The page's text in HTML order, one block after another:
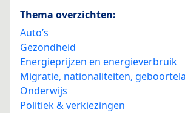
Thema overzichten:
Auto’s
Gezondheid
Energieprijzen en energieverbruik
Migratie, nationaliteiten,
Onderwijs
Politiek & verkiezingen